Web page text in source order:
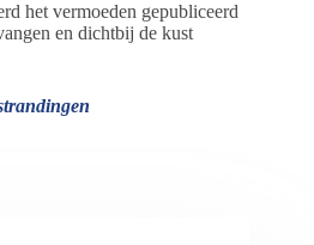
het vermoeden gepubliceerd
en dichtbij de kust